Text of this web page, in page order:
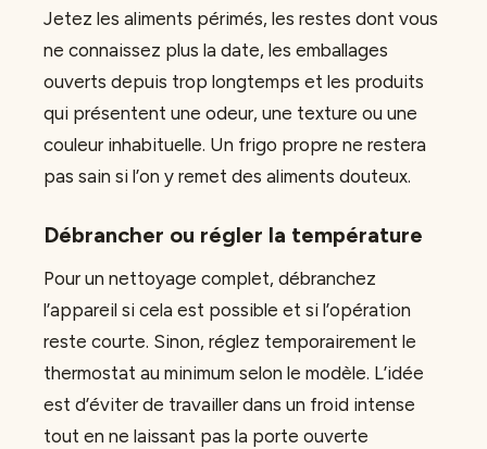
Jetez les aliments périmés, les restes dont vous
ne connaissez plus la date, les emballages
ouverts depuis trop longtemps et les produits
qui présentent une odeur, une texture ou une
couleur inhabituelle. Un frigo propre ne restera
pas sain si l’on y remet des aliments douteux.
Débrancher ou régler la température
Pour un nettoyage complet, débranchez
l’appareil si cela est possible et si l’opération
reste courte. Sinon, réglez temporairement le
thermostat au minimum selon le modèle. L’idée
est d’éviter de travailler dans un froid intense
tout en ne laissant pas la porte ouverte